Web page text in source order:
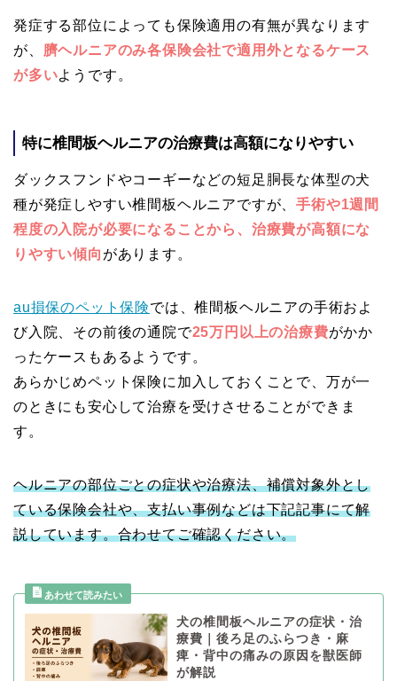
発症する部位によっても保険適用の有無が異なります
が、 臍ヘルニアのみ各保険会社で適用外となるケース
が多いようです。
特に椎間板ヘルニアの治療費は高額になりやすい
ダックスフンドやコーギーなどの短足胴長な体型の犬
種が発症しやすい椎間板ヘルニアですが、手術や1週間
程度の入院が必要になることから、治療費が高額にな
りやすい傾向 があります。
au損保のペット保険では、椎間板ヘルニアの手術およ
び入院、その前後の通院で25万円以上の治療費がかか
ったケースもあるようです。
あらかじめペット保険に加入しておくことで、万が一
のときにも安心して治療を受けさせることができま
す。
ヘルニアの部位ごとの症状や治療法、補償対象外とし
ている保険会社や、支払い事例などは下記記事にて解
説しています。合わせてご確認ください。
犬の椎間板ヘルニアの症状・治
療費｜後ろ足のふらつき・麻
痺・背中の痛みの原因を獣医師
が解説